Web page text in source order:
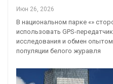
Июн 26, 2026
В национальном парке «»
использовать GPS-
исследования и обмен
популяции белого журавля